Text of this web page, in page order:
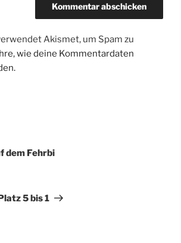
Akismet, um Spam zu
wie deine Kommentardaten
dem Fehrbi
5 bis 1